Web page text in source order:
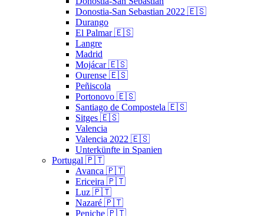
Donostia-San Sebastian 2022 🇪🇸
Durango
El Palmar 🇪🇸
Langre
Madrid
Mojácar 🇪🇸
Ourense 🇪🇸
Peñiscola
Portonovo 🇪🇸
Santiago de Compostela 🇪🇸
Sitges 🇪🇸
Valencia
Valencia 2022 🇪🇸
Unterkünfte in Spanien
Portugal 🇵🇹
Avanca 🇵🇹
Ericeira 🇵🇹
Luz 🇵🇹
Nazaré 🇵🇹
Peniche 🇵🇹